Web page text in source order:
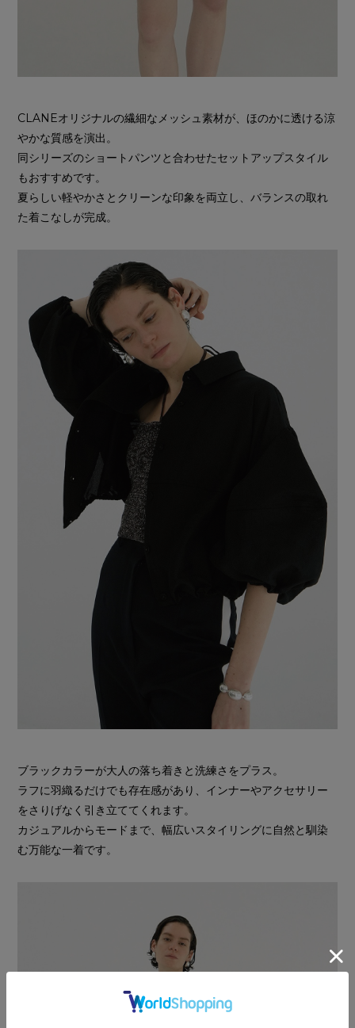
CLANEオリジナルの繊細なメッシュ素材が、ほのかに透ける涼
やかな質感を演出。
同シリーズのショートパンツと合わせたセットアップスタイル
もおすすめです。
夏らしい軽やかさとクリーンな印象を両立し、バランスの取れ
た着こなしが完成。
ブラックカラーが大人の落ち着きと洗練さをプラス。
ラフに羽織るだけでも存在感があり、インナーやアクセサリー
をさりげなく引き立ててくれます。
カジュアルからモードまで、幅広いスタイリングに自然と馴染
む万能な一着です。